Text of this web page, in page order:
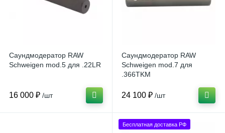
Саундмодератор RAW
Schweigen mod.5 для .22LR
16 000 ₽ /шт
Саундмодератор RAW
Schweigen mod.7 для
.366TKM
24 100 ₽ /шт
Бесплатная доставка РФ